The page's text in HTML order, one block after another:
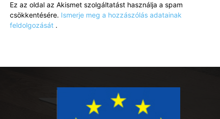
Ez az oldal az Akismet szolgáltatást használja a spam
csökkentésére. Ismerje meg a hozzászólás adatainak
feldolgozását .